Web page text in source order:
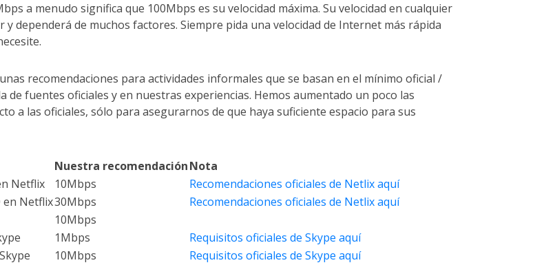
a menudo significa que 100Mbps es su velocidad máxima. Su velocidad en cualquier
y dependerá de muchos factores. Siempre pida una velocidad de Internet más rápida
recomendaciones para actividades informales que se basan en el mínimo oficial /
de fuentes oficiales y en nuestras experiencias. Hemos aumentado un poco las
a las oficiales, sólo para asegurarnos de que haya suficiente espacio para sus
Nuestra recomendaciónNota
Netflix
10Mbps
Recomendaciones oficiales de Netlix aquí
en Netflix30Mbps
Recomendaciones oficiales de Netlix aquí
10Mbps
1Mbps
Requisitos oficiales de Skype aquí
10Mbps
Requisitos oficiales de Skype aquí